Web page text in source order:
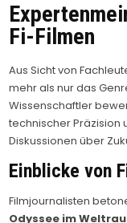
Fi-Filmen
Aus Sicht von
mehr als nur das
Wissenschaftler
technischer Präzision
Diskussionen über
Einblicke von
Filmjournalisten
Odyssee im